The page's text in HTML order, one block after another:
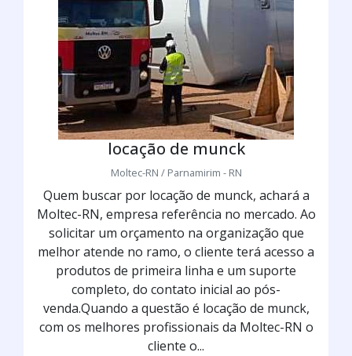
locação de munck
Moltec-RN / Parnamirim - RN
Quem buscar por locação de munck, achará a
Moltec-RN, empresa referência no mercado. Ao
solicitar um orçamento na organização que
melhor atende no ramo, o cliente terá acesso a
produtos de primeira linha e um suporte
completo, do contato inicial ao pós-
venda.Quando a questão é locação de munck,
com os melhores profissionais da Moltec-RN o
cliente o...